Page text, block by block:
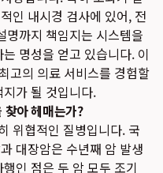
인 내시경 검사에 있어, 전
명까지 책임지는 시스템을
명성을 얻고 있습니다. 이
고의 의료 서비스를 경험할
가 될 것입니다.
아 헤매는가?
위협적인 질병입니다. 국
대장암은 수년째 암 발생
인 점은 두 암 모두 조기